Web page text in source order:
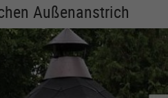
Außenanstrich